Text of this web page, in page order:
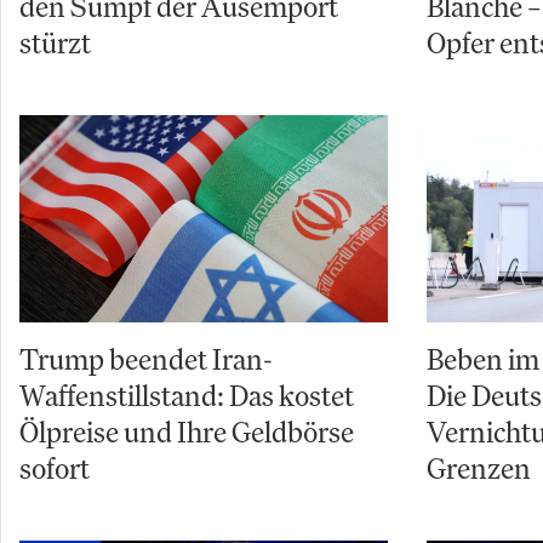
stürzt
Opfer
Trump beendet Iran-
Waffenstillstand: Das kostet
Ölpreise und Ihre Geldbörse
sofort
Beben
Die
Grenzen